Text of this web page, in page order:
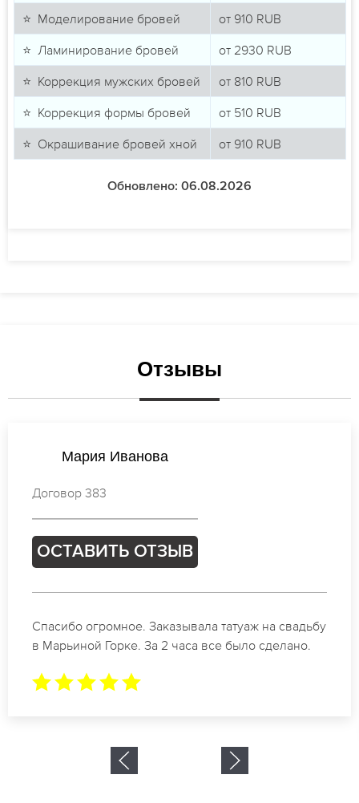
⭐ Моделирование бровей от 910 RUB
⭐ Ламинирование бровей от 2930 RUB
⭐ Коррекция мужских бровей от 810 RUB
⭐ Коррекция формы бровей от 510 RUB
⭐ Окрашивание бровей хной от 910 RUB
Обновлено: 06.08.2026
Отзывы
Наталья Попова
Договор 359
ОСТАВИТЬ ОТЗЫВ
Отличные специалисты своего дела по
коррекции бровей в Марьиной Горке.